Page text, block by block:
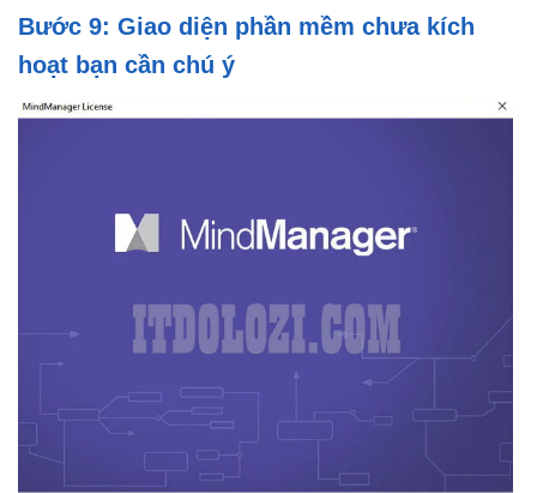
Bước 9: Giao diện phần mềm chưa kích
hoạt bạn cần chú ý